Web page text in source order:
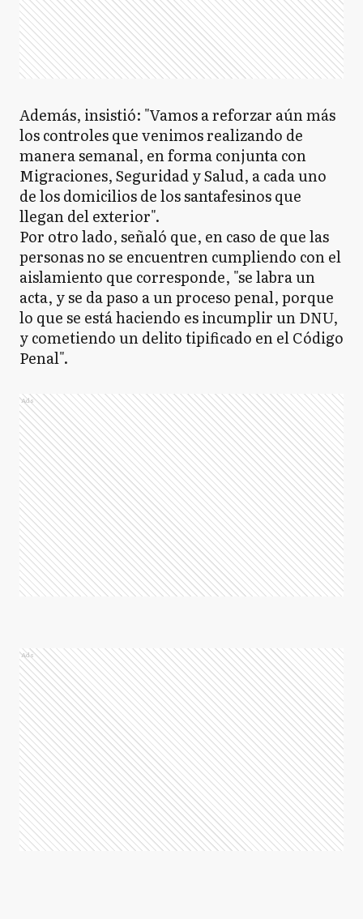
Además, insistió: "Vamos a reforzar aún más
los controles que venimos realizando de
manera semanal, en forma conjunta con
Migraciones, Seguridad y Salud, a cada uno
de los domicilios de los santafesinos que
llegan del exterior".
Por otro lado, señaló que, en caso de que las
personas no se encuentren cumpliendo con el
aislamiento que corresponde, "se labra un
acta, y se da paso a un proceso penal, porque
lo que se está haciendo es incumplir un DNU,
y cometiendo un delito tipificado en el Código
Penal".
Ads
Ads